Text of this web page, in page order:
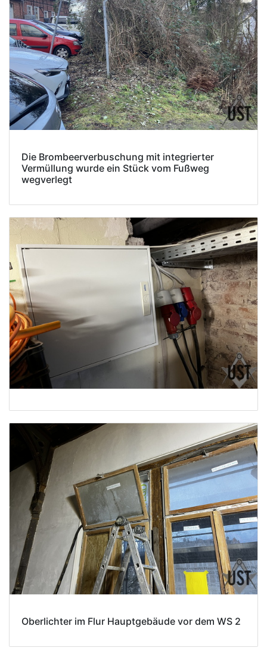
Die Brombeerverbuschung mit integrierter
Vermüllung wurde ein Stück vom Fußweg
wegverlegt
Oberlichter im Flur Hauptgebäude vor dem WS 2